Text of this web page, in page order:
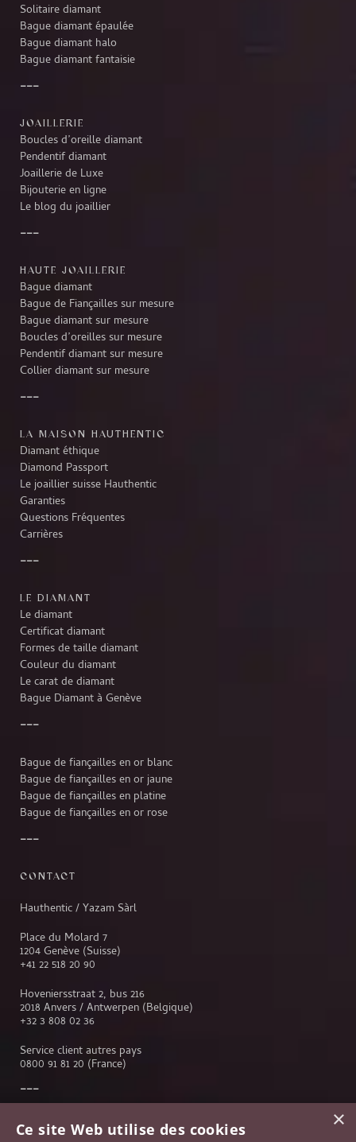
Solitaire diamant
Bague diamant épaulée
Bague diamant halo
Bague diamant fantaisie
JOAILLERIE
Boucles d’oreille diamant
Pendentif diamant
Joaillerie de Luxe
Bijouterie en ligne
Le blog du joaillier
HAUTE JOAILLERIE
Bague diamant
Bague de Fiançailles sur mesure
Bague diamant sur mesure
Boucles d’oreilles sur mesure
Pendentif diamant sur mesure
Collier diamant sur mesure
LA MAISON HAUTHENTIC
Diamant éthique
Diamond Passport
Le joaillier suisse Hauthentic
Garanties
Questions Fréquentes
Carrières
LE DIAMANT
Le diamant
Certificat diamant
Formes de taille diamant
Couleur du diamant
Le carat de diamant
Bague Diamant à Genève
Bague de fiançailles en or blanc
Bague de fiançailles en or jaune
Bague de fiançailles en platine
Bague de fiançailles en or rose
CONTACT
Hauthentic / Yazam Sàrl
Place du Molard 7
1204 Genève (Suisse)
+41 22 518 20 90
Hoveniersstraat 2, bus 216
2018 Anvers / Antwerpen (Belgique)
+32 3 808 02 36
Service client autres pays
0800 91 81 20 (France)
Service client
×
Ce site Web utilise des cookies